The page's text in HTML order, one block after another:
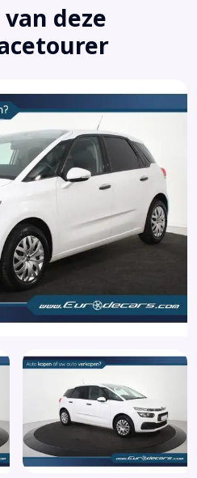
dimmend
verstelbaar
met afstandsbediening
deze